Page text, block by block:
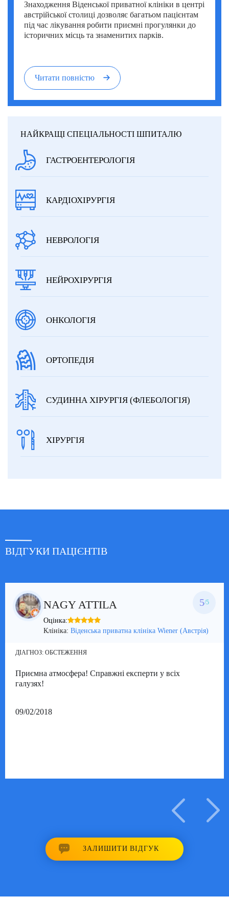
Знаходження Віденської приватної клініки в центрі
австрійської столиці дозволяє багатьом пацієнтам
під час лікування робити приємні прогулянки до
історичних місць та знаменитих парків.
Читати повністю
НАЙКРАЩІ СПЕЦІАЛЬНОСТІ ШПИТАЛЮ
ГАСТРОЕНТЕРОЛОГІЯ
КАРДІОХІРУРГІЯ
НЕВРОЛОГІЯ
НЕЙРОХІРУРГІЯ
ОНКОЛОГІЯ
ОРТОПЕДІЯ
СУДИННА ХІРУРГІЯ (ФЛЕБОЛОГІЯ)
ХІРУРГІЯ
ВІДГУКИ ПАЦІЄНТІВ
NAGY ATTILA 5/5
Оцінка:
Клініка: Віденська приватна клініка Wiener (Австрія)
ДІАГНОЗ: ОБСТЕЖЕННЯ
Приємна атмосфера! Справжні експерти у всіх
галузях!
09/02/2018
ЗАЛИШИТИ ВІДГУК